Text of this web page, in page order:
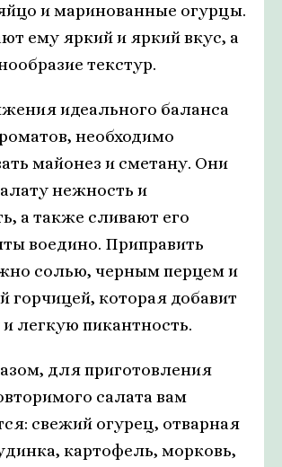
и маринованные огурцы.
ему яркий и яркий вкус, а
текстур.
идеального баланса
необходимо
майонез и сметану. Они
нежность и
а также сливают его
воедино. Приправить
солью, черным перцем и
горчицей, которая добавит
легкую пикантность.
для приготовления
салата вам
свежий огурец, отварная
картофель, морковь,